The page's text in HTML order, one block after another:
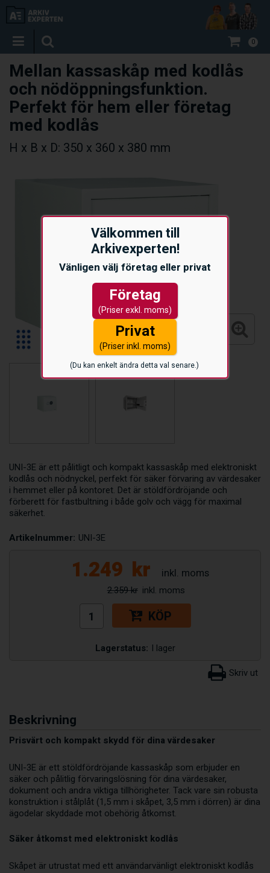
Välkommen till
Arkivexperten!
Vänligen välj företag eller privat
Företag
(Priser exkl. moms)
Privat
(Priser inkl. moms)
(Du kan enkelt ändra detta val senare.)
0
Mellan kassaskåp med kodlås
och nödöppningsfunktion.
Perfekt för hem eller företag
med kodlås
H x B x D: 350 x 360 x 380 mm
UNI-3E är ett pålitligt och kompakt kassaskåp med elektroniskt
kodlås och nödnyckel, perfekt för säker förvaring av värdesaker
i hemmet eller på kontoret. Det är stöldfördröjande och
förberett för fastbultning i både golv och vägg för maximal
säkerhet.
Artikelnummer: UNI-3E
1.249 kr
2.359 kr
KÖP
Lagerstatus: I lager
Beskrivning
Prisvärt och kompakt skydd för dina värdesaker
UNI-3E är ett stöldfördröjande kassaskåp som erbjuder en
säker och pålitlig förvaringslösning för dina värdesaker,
dokument och andra viktiga tillhörigheter. Tack vare sin robusta
konstruktion i stålplåt (1,5 mm i skåpet, 3,5 mm i dörren) är dina
ägodelar skyddade mot obehörig åtkomst.
Säker åtkomst med elektroniskt kodlås
Skåpet är utrustat med ett användarvänligt elektroniskt kodlås